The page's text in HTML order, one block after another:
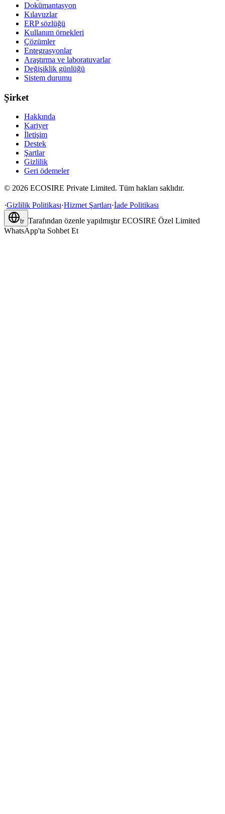
Dokümantasyon
Kılavuzlar
ERP sözlüğü
Kullanım örnekleri
Çözümler
Entegrasyonlar
Araştırma ve laboratuvarlar
Değişiklik günlüğü
Sistem durumu
Şirket
Hakkında
Kariyer
İletişim
Destek
Şartlar
Gizlilik
Geri ödemeler
© 2026 ECOSIRE Private Limited. Tüm hakları saklıdır.
·Gizlilik Politikası·Hizmet Şartları·İade Politikası
tr Tarafından özenle yapılmıştır ECOSIRE Özel Limited
WhatsApp'ta Sohbet Et